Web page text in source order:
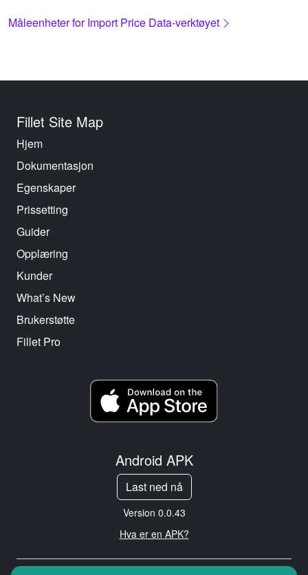
Måleenheter for Import Price Data-verktøyet
Fillet Site Map
Hjem
Dokumentasjon
Egenskaper
Prissetting
Guider
Opplæring
Kunder
What’s New
Brukerstøtte
Fillet Pro
Android APK
Last ned nå
Version 0.0.43
Hva er en APK?